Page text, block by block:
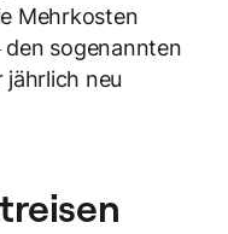
Mehrkosten
sogenannten
neu